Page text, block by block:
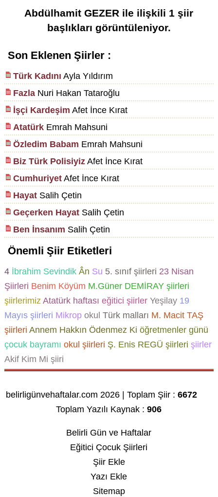
Abdülhamit GEZER ile ilişkili 1 şiir
başlıkları görüntüleniyor.
Son Eklenen Şiirler :
Türk Kadını Ayla Yıldırım
FazlaNuri Hakan Tataroğlu
İşçi Kardeşim Afet İnce Kırat
AtatürkEmrah Mahsuni
Özledim Babam Emrah Mahsuni
Biz Türk PolisiyizAfet İnce Kırat
CumhuriyetAfet İnce Kırat
HayatSalih Çetin
Geçerken HayatSalih Çetin
Ben İnsanım Salih Çetin
Önemli Şiir Etiketleri
4 İbrahim Sevindik Ân Su 5. sınıf şiirleri 23 Nisan
Şiirleri Benim Köyüm M.Güner DEMİRAY şiirleri
şiirlerimiz Atatürk haftası eğitici şiirler Yeşilay 19
Mayıs şiirleri Mikrop okul Türk malları M. Macit TAŞ
şiirleri Annem Hakkın Ödenmez Ki öğretmenler günü
çocuk bayramı okul şiirleri Ş. Enis REGÜ şiirleri şiirler
Akif Kim Mi şiiri
belirligünvehaftalar.com 2026 | Toplam Şiir :6672
Toplam Yazılı Kaynak :906
Belirli Gün ve Haftalar
Eğitici Çocuk Şiirleri
Şiir Ekle
Yazı Ekle
Sitemap